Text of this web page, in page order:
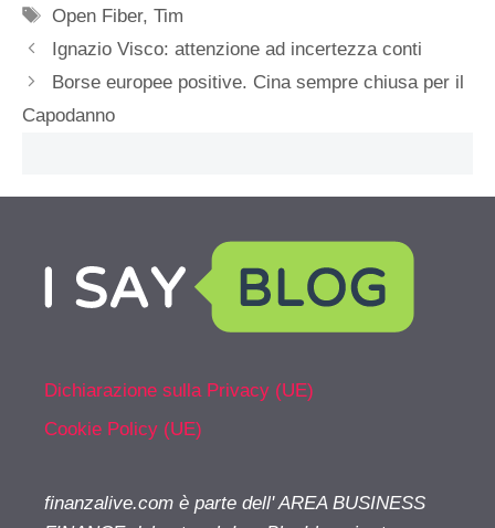
Tag
Open Fiber,Tim
Ignazio Visco: attenzione ad incertezza conti
Borse europee positive. Cina sempre chiusa per il
Capodanno
Dichiarazione sulla Privacy (UE)
Cookie Policy (UE)
finanzalive.com è parte dell' AREA BUSINESS